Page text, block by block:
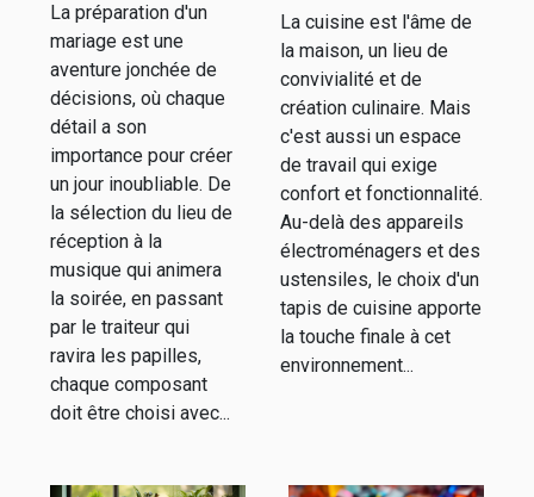
pour chaque
aspect de
votre
mariage
La préparation d'un
mariage est une
aventure jonchée de
décisions, où chaque
détail a son
importance pour créer
un jour inoubliable. De
la sélection du lieu de
réception à la
musique qui animera
la soirée, en passant
par le traiteur qui
ravira les papilles,
chaque composant
doit être choisi avec...
parfait pour
votre maison :
confort, style
et
fonctionnalité
La cuisine est l'âme de
la maison, un lieu de
convivialité et de
création culinaire. Mais
c'est aussi un espace
de travail qui exige
confort et fonctionnalité.
Au-delà des appareils
électroménagers et des
ustensiles, le choix d'un
tapis de cuisine apporte
la touche finale à cet
environnement...